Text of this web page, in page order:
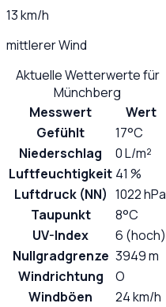
13 km/h
mittlerer Wind
Aktuelle Wetterwerte für
Münchberg
Messwert
Wert
Gefühlt
17°C
Niederschlag
0 L/m²
Luftfeuchtigkeit 41 %
Luftdruck (NN) 1022 hPa
Taupunkt
8°C
UV-Index
6 (hoch)
Nullgradgrenze 3949 m
Windrichtung
O
Windböen
24 km/h